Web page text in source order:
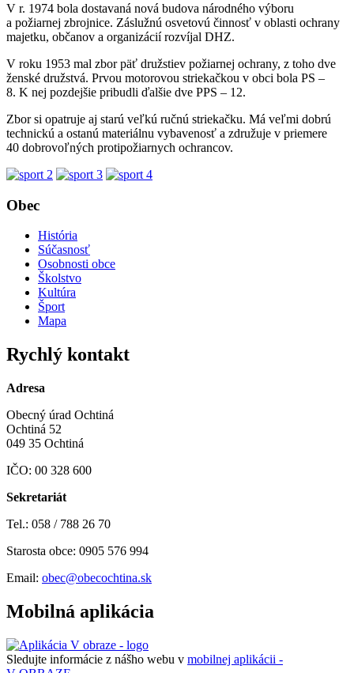
V r. 1974 bola dostavaná nová budova národného výboru
a požiarnej zbrojnice. Záslužnú osvetovú činnosť v oblasti ochrany
majetku, občanov a organizácií rozvíjal DHZ.
V roku 1953 mal zbor päť družstiev požiarnej ochrany, z toho dve
ženské družstvá. Prvou motorovou striekačkou v obci bola PS –
8. K nej pozdejšie pribudli ďalšie dve PPS – 12.
Zbor si opatruje aj starú veľkú ručnú striekačku. Má veľmi dobrú
technickú a ostanú materiálnu vybavenosť a združuje v priemere
40 dobrovoľných protipožiarnych ochrancov.
Obec
História
Súčasnosť
Osobnosti obce
Školstvo
Kultúra
Šport
Mapa
Rychlý kontakt
Adresa
Obecný úrad Ochtiná
Ochtiná 52
049 35 Ochtiná
IČO: 00 328 600
Sekretariát
Tel.: 058 / 788 26 70
Starosta obce: 0905 576 994
Email: obec@obecochtina.sk
Mobilná aplikácia
Sledujte informácie z nášho webu v mobilnej aplikácii -